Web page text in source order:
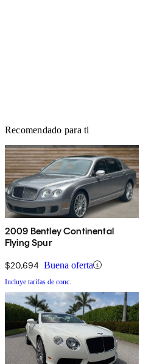
Recomendado para ti
2009 Bentley Continental
Flying Spur
$20,694 Buena oferta
Incluye tarifas de conc.